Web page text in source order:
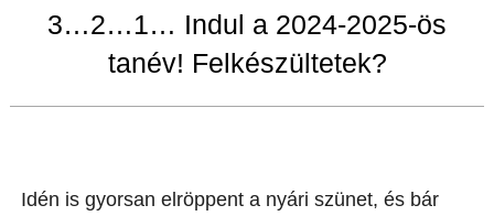
3…2…1… Indul a 2024-2025-ös
tanév! Felkészültetek?
Idén is gyorsan elröppent a nyári szünet, és bár